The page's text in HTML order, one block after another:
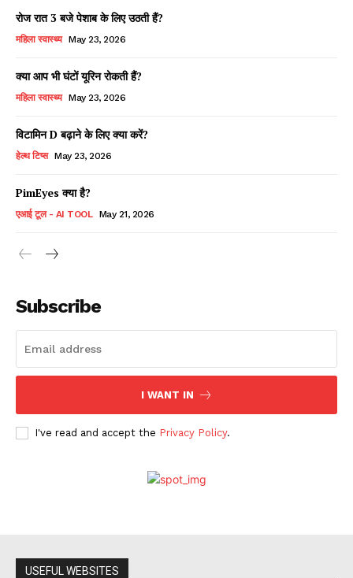
रोज रात 3 बजे पेशाब के लिए उठती हैं?
महिला स्वास्थ्य May 23, 2026
क्या आप भी घंटों यूरिन रोकती हैं?
महिला स्वास्थ्य May 23, 2026
विटामिन D बढ़ाने के लिए क्या करें?
हेल्थ टिप्स May 23, 2026
PimEyes क्या है?
एआई टूल - AI TOOL May 21, 2026
Subscribe
I WANT IN
I've read and accept the Privacy Policy.
USEFUL WEBSITES